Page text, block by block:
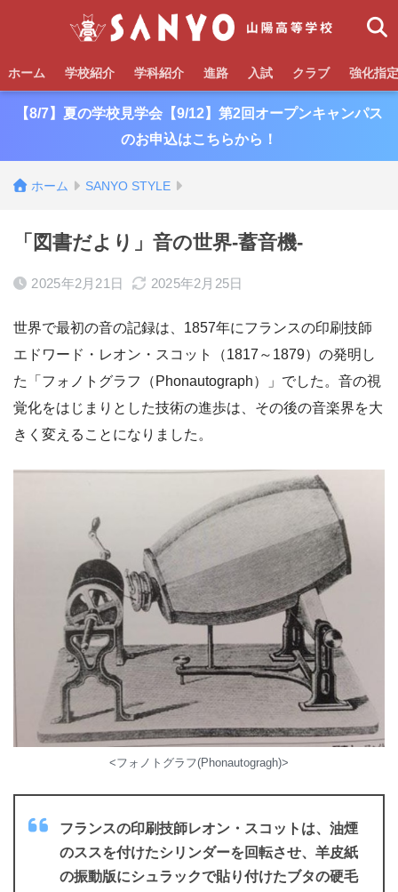
ホーム 学校紹介 学科紹介 進路 入試 クラブ 強化指
【8/7】夏の学校見学会【9/12】第2回オープンキャンパス
のお申込はこちらから！
ホーム SANYO STYLE
「図書だより」音の世界-蓄音機-
2025年2月21日 2025年2月25日
世界で最初の音の記録は、1857年にフランスの印刷技師
エドワード・レオン・スコット（1817～1879）の発明し
た「フォノトグラフ（Phonautograph）」でした。音の視
覚化をはじまりとした技術の進歩は、その後の音楽界を大
きく変えることになりました。
<フォノトグラフ(Phonautogragh)>
フランスの印刷技師レオン・スコットは、油煙
のススを付けたシリンダーを回転させ、羊皮紙
の振動版にシュラックで貼り付けたブタの硬毛